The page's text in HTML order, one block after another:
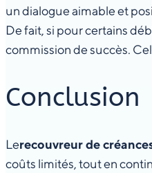
un dialogue aimable et
De fait, si pour certains
commission de succès.
Conclusion
Lerecouvreur de
coûts limités, tout en